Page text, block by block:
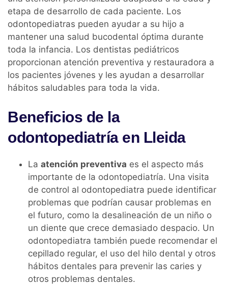
etapa de desarrollo de cada paciente. Los
odontopediatras pueden ayudar a su hijo a
mantener una salud bucodental óptima durante
toda la infancia. Los dentistas pediátricos
proporcionan atención preventiva y restauradora a
los pacientes jóvenes y les ayudan a desarrollar
hábitos saludables para toda la vida.
Beneficios de la
odontopediatría en Lleida
La atención preventiva es el aspecto más
importante de la odontopediatría. Una visita
de control al odontopediatra puede identificar
problemas que podrían causar problemas en
el futuro, como la desalineación de un niño o
un diente que crece demasiado despacio. Un
odontopediatra también puede recomendar el
cepillado regular, el uso del hilo dental y otros
hábitos dentales para prevenir las caries y
otros problemas dentales.